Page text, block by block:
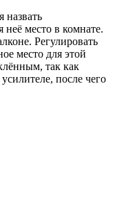
назвать
место в комнате.
Регулировать
место для этой
так как
после чего